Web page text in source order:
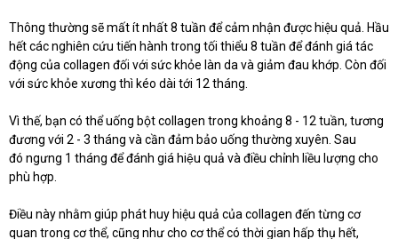
Thông thường sẽ mất ít nhất 8 tuần để cảm nhận được hiệu quả. Hầu
hết các nghiên cứu tiến hành trong tối thiểu 8 tuần để đánh giá tác
động của collagen đối với sức khỏe làn da và giảm đau khớp. Còn đối
với sức khỏe xương thì kéo dài tới 12 tháng.
Vì thế, bạn có thể uống bột collagen trong khoảng 8 - 12 tuần, tương
đương với 2 - 3 tháng và cần đảm bảo uống thường xuyên. Sau
đó ngưng 1 tháng để đánh giá hiệu quả và điều chỉnh liều lượng cho
phù hợp.
Điều này nhằm giúp phát huy hiệu quả của collagen đến từng cơ
quan trong cơ thể, cũng như cho cơ thể có thời gian hấp thụ hết,